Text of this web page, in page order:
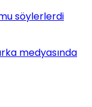
söylerlerdi
medyasında